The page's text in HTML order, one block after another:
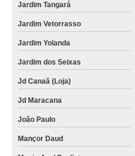
Jardim Tangará
Jardim Vetorrasso
Jardim Yolanda
Jardim dos Seixas
Jd Canaã (Loja)
Jd Maracana
João Paulo
Mançor Daud